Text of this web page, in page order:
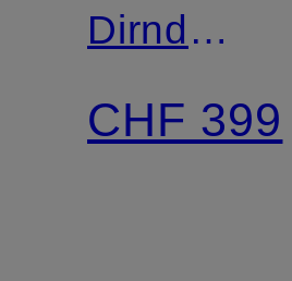
Dirndl
CHF 399